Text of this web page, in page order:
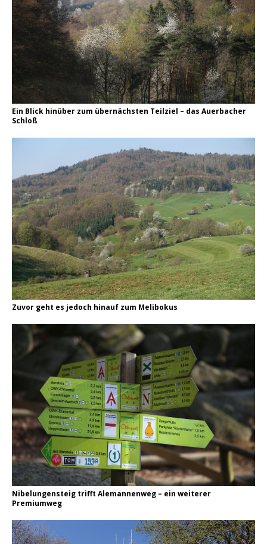
Ein Blick hinüber zum übernächsten Teilziel – das Auerbacher
Schloß
Zuvor geht es jedoch hinauf zum Melibokus
Nibelungensteig trifft Alemannenweg – ein weiterer
Premiumweg